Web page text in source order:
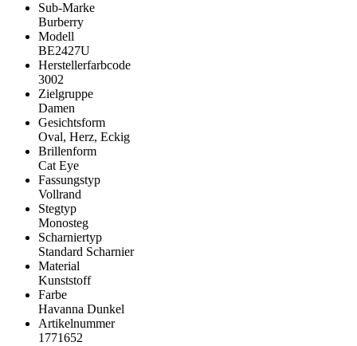
Sub-Marke
Burberry
Modell
BE2427U
Herstellerfarbcode
3002
Zielgruppe
Damen
Gesichtsform
Oval, Herz, Eckig
Brillenform
Cat Eye
Fassungstyp
Vollrand
Stegtyp
Monosteg
Scharniertyp
Standard Scharnier
Material
Kunststoff
Farbe
Havanna Dunkel
Artikelnummer
1771652